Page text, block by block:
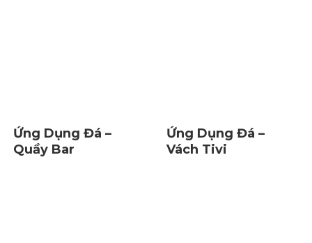
Ứng Dụng Đá –
Quầy Bar
Ứng Dụng Đá –
Vách Tivi